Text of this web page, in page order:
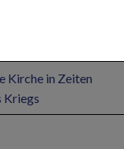
Kirche in Zeiten
Kriegs